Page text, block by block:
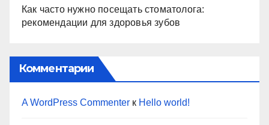
Как часто нужно посещать стоматолога:
рекомендации для здоровья зубов
Комментарии
A WordPress Commenter к Hello world!